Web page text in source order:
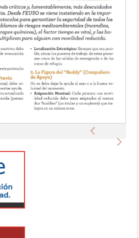
Anterior